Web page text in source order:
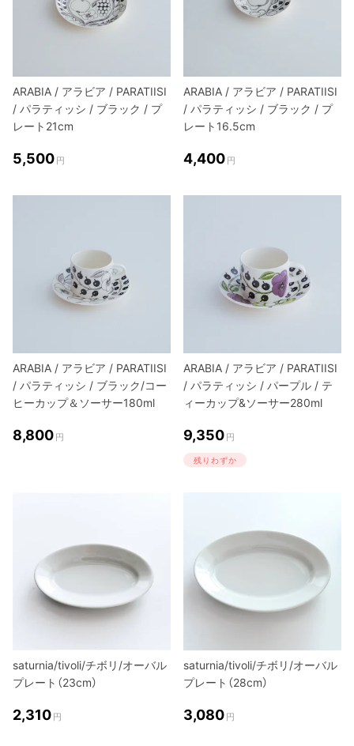
ARABIA / アラビア / PARATIISI
/ パラティッシ / ブラック / プ
レート21cm
5,500 円
ARABIA / アラビア / PARATIISI
/ パラティッシ / ブラック / プ
レート16.5cm
4,400 円
ARABIA / アラビア / PARATIISI
/ パラティッシ / ブラック/コー
ヒーカップ＆ソーサー180ml
8,800 円
ARABIA / アラビア / PARATIISI
/ パラティッシ / パープル / テ
ィーカップ&ソーサー280ml
9,350 円
残りわずか
saturnia/tivoli/チボリ/オーバル
プレート（23cm）
2,310 円
saturnia/tivoli/チボリ/オーバル
プレート（28cm）
3,080 円